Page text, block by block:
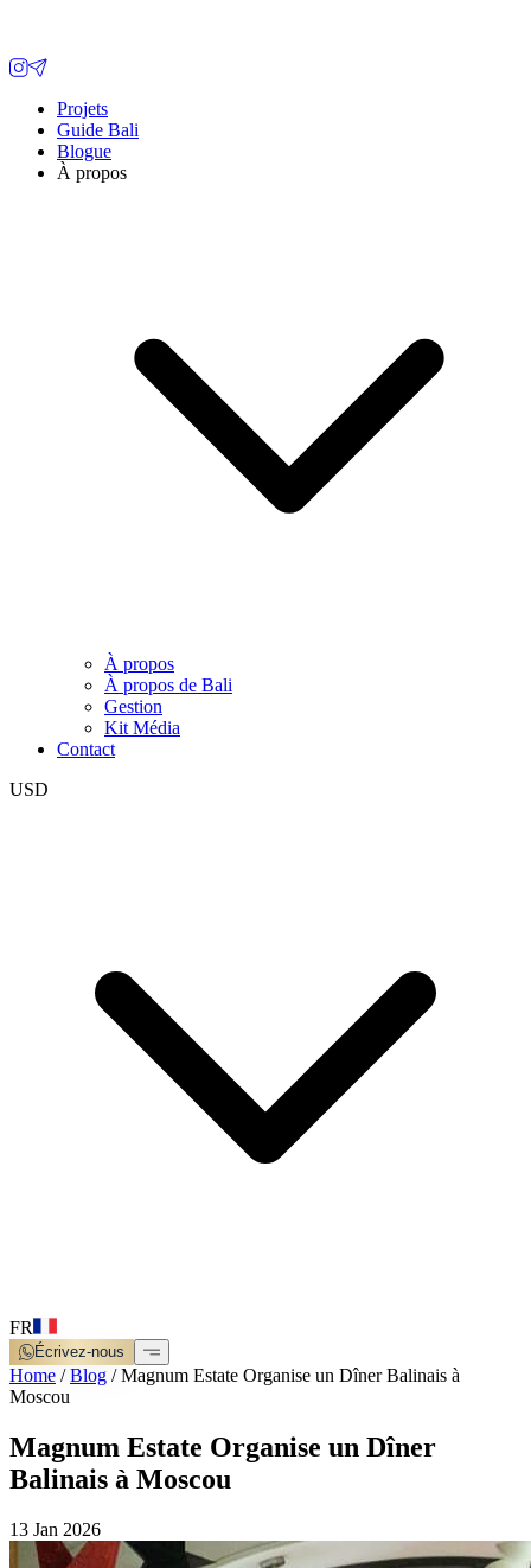
Projets
Guide Bali
Blogue
À propos
À propos
À propos de Bali
Gestion
Kit Média
Contact
USD
FR
Écrivez-nous
Home /Blog /Magnum Estate Organise un Dîner Balinais à
Moscou
Magnum Estate Organise un Dîner
Balinais à Moscou
13 Jan 2026